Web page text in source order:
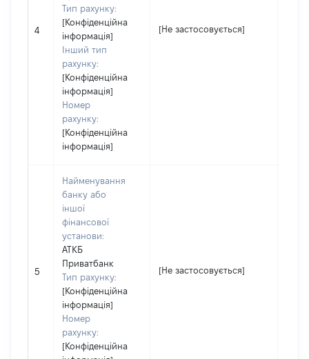
4
Тип рахунку:
[Конфіденційна
інформація]
Інший тип
рахунку:
[Конфіденційна
інформація]
Номер
рахунку:
[Конфіденційна
інформація]
[Не застосовується]
5
Найменування
банку або
іншої
фінансової
установи:
АТКБ
Приватбанк
Тип рахунку:
[Конфіденційна
інформація]
Номер
рахунку:
[Конфіденційна
[Не застосовується]